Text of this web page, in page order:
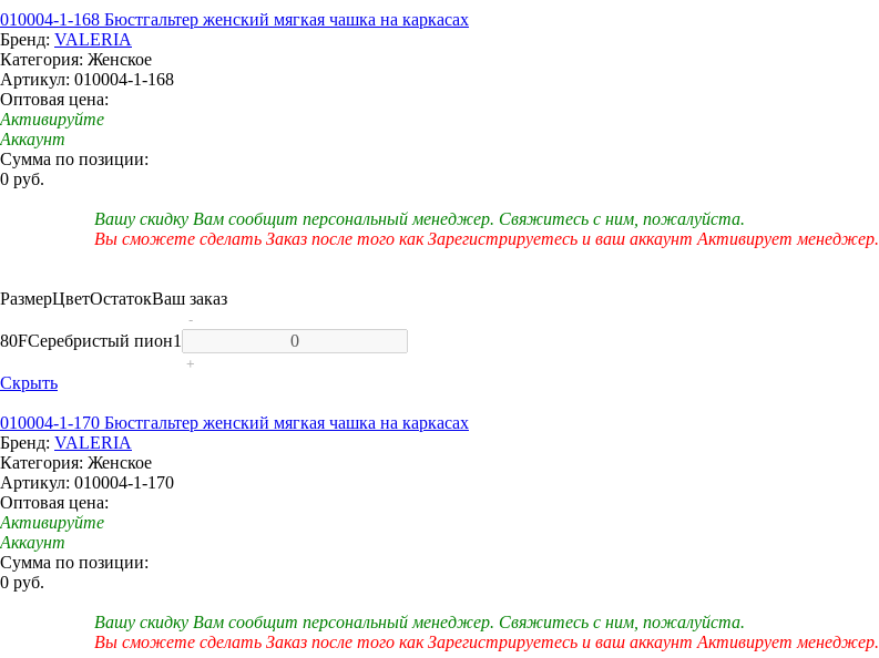
010004-1-168 Бюстгальтер женский мягкая чашка на каркасах
Бренд: VALERIA
Категория: Женское
Артикул: 010004-1-168
Оптовая цена:
Активируйте
Аккаунт
Сумма по позиции:
0 руб.
Вашу скидку Вам сообщит персональный менеджер. Свяжитесь с ним, пожалуйста.
Вы сможете сделать Заказ после того как Зарегистрируетесь и ваш аккаунт Активирует менеджер.
РазмерЦветОстатокВаш заказ
80FСеребристый пион1
-
+
Скрыть
010004-1-170 Бюстгальтер женский мягкая чашка на каркасах
Бренд: VALERIA
Категория: Женское
Артикул: 010004-1-170
Оптовая цена:
Активируйте
Аккаунт
Сумма по позиции:
0 руб.
Вашу скидку Вам сообщит персональный менеджер. Свяжитесь с ним, пожалуйста.
Вы сможете сделать Заказ после того как Зарегистрируетесь и ваш аккаунт Активирует менеджер.